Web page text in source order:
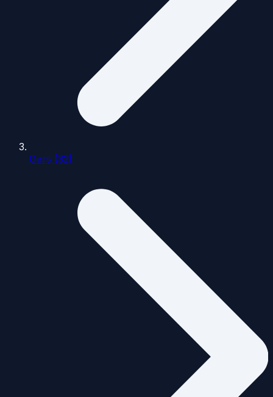
Gers (32)